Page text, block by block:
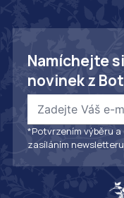
Namíchejte
novinek z
*Potvrzením výběru
zasíláním